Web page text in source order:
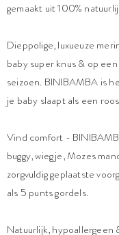
gemaakt uit 100%
Dieppolige, luxueuze
baby super knus & op
seizoen. BINIBAMBA is
je baby slaapt als een
Vind comfort -
buggy, wiegje, Mozes
zorgvuldig geplaatste
als 5 punts gordels.
Natuurlijk, hypoallergeen